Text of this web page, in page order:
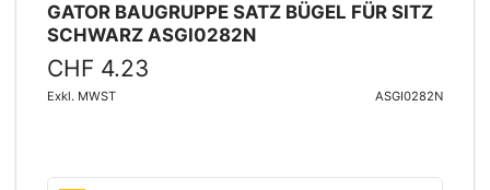
GATOR BAUGRUPPE SATZ BÜGEL FÜR SITZ
SCHWARZ ASGI0282N
CHF 4.23
Exkl. MWST ASGI0282N